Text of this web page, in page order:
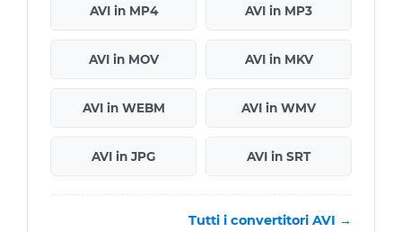
AVI in MP4 AVI in MP3
AVI in MOV AVI in MKV
AVI in WEBM AVI in WMV
AVI in JPG AVI in SRT
Tutti i convertitori AVI →